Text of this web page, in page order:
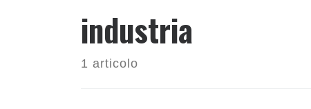
industria
1 articolo